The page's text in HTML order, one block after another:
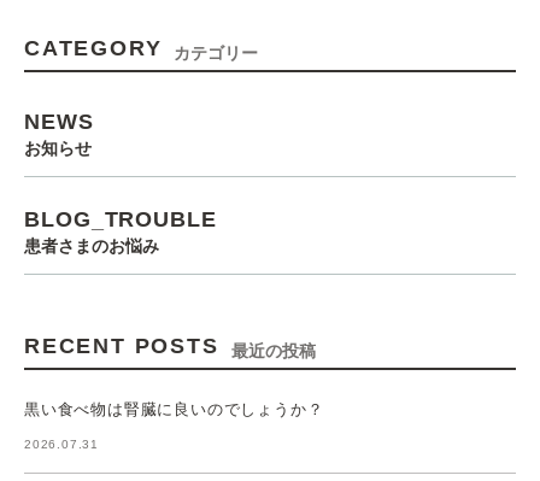
CATEGORY カテゴリー
NEWS
お知らせ
BLOG_TROUBLE
患者さまのお悩み
RECENT POSTS 最近の投稿
黒い食べ物は腎臓に良いのでしょうか？
2026.07.31